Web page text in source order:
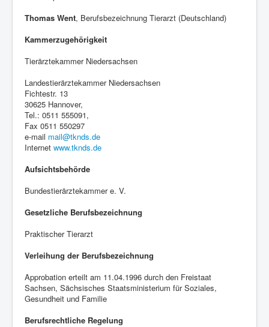
Thomas Went, Berufsbezeichnung Tierarzt (Deutschland)
Kammerzugehörigkeit
Tierärztekammer Niedersachsen
Landestierärztekammer Niedersachsen
Fichtestr. 13
30625 Hannover,
Tel.: 0511 555091,
Fax 0511 550297
e-mail mail@tknds.de
Internet www.tknds.de
Aufsichtsbehörde
Bundestierärztekammer e. V.
Gesetzliche Berufsbezeichnung
Praktischer Tierarzt
Verleihung der Berufsbezeichnung
Approbation erteilt am 11.04.1996 durch den Freistaat
Sachsen, Sächsisches Staatsministerium für Soziales,
Gesundheit und Familie
Berufsrechtliche Regelung